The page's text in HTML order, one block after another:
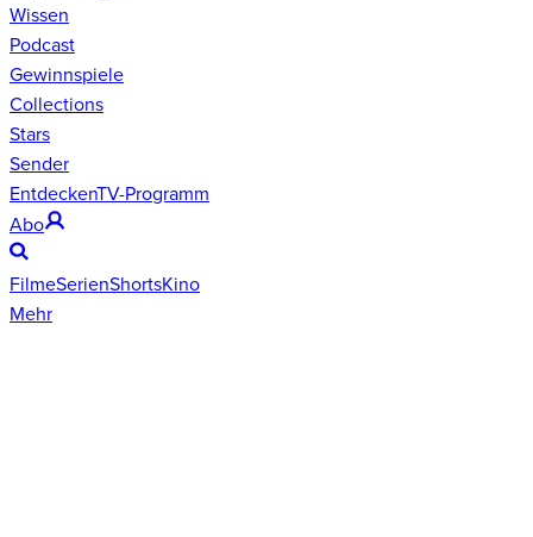
Wissen
Podcast
Gewinnspiele
Collections
Stars
Sender
EntdeckenTV-Programm
Abo
FilmeSerienShortsKino
Mehr